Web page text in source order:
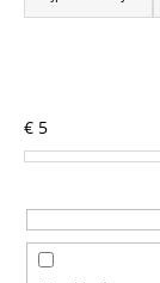
d
i
e
r
o
€ 5